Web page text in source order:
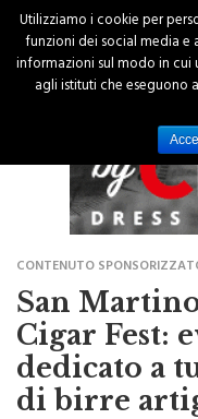
CONTENUTO
San
Cigar Fest:
dedicato a
di birre
Utilizziamo i cookie per
funzioni dei social media
informazioni sul modo in cui
agli istituti che eseguono